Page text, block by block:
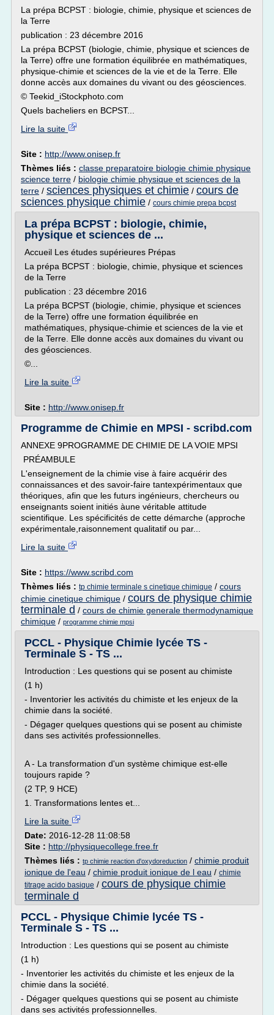
La prépa BCPST : biologie, chimie, physique et sciences de
la Terre
publication : 23 décembre 2016
La prépa BCPST (biologie, chimie, physique et sciences de
la Terre) offre une formation équilibrée en mathématiques,
physique-chimie et sciences de la vie et de la Terre. Elle
donne accès aux domaines du vivant ou des géosciences.
© Teekid_iStockphoto.com
Quels bacheliers en BCPST...
Lire la suite
Site : http://www.onisep.fr
Thèmes liés : classe preparatoire biologie chimie physique
science terre / biologie chimie physique et sciences de la
terre / sciences physiques et chimie / cours de
sciences physique chimie / cours chimie prepa bcpst
La prépa BCPST : biologie, chimie,
physique et sciences de ...
Accueil Les études supérieures Prépas
La prépa BCPST : biologie, chimie, physique et sciences
de la Terre
publication : 23 décembre 2016
La prépa BCPST (biologie, chimie, physique et sciences
de la Terre) offre une formation équilibrée en
mathématiques, physique-chimie et sciences de la vie et
de la Terre. Elle donne accès aux domaines du vivant ou
des géosciences.
©...
Lire la suite
Site : http://www.onisep.fr
Programme de Chimie en MPSI - scribd.com
ANNEXE 9PROGRAMME DE CHIMIE DE LA VOIE MPSI
PRÉAMBULE
L'enseignement de la chimie vise à faire acquérir des
connaissances et des savoir-faire tantexpérimentaux que
théoriques, afin que les futurs ingénieurs, chercheurs ou
enseignants soient initiés àune véritable attitude
scientifique. Les spécificités de cette démarche (approche
expérimentale,raisonnement qualitatif ou par...
Lire la suite
Site : https://www.scribd.com
Thèmes liés : tp chimie terminale s cinetique chimique / cours
chimie cinetique chimique / cours de physique chimie
terminale d / cours de chimie generale thermodynamique
chimique / programme chimie mpsi
PCCL - Physique Chimie lycée TS -
Terminale S - TS ...
Introduction : Les questions qui se posent au chimiste
(1 h)
- Inventorier les activités du chimiste et les enjeux de la
chimie dans la société.
- Dégager quelques questions qui se posent au chimiste
dans ses activités professionnelles.
A - La transformation d'un système chimique est-elle
toujours rapide ?
(2 TP, 9 HCE)
1. Transformations lentes et...
Lire la suite
Date: 2016-12-28 11:08:58
Site : http://physiquecollege.free.fr
Thèmes liés : tp chimie reaction d'oxydoreduction / chimie produit
ionique de l'eau / chimie produit ionique de l eau / chimie
titrage acido basique / cours de physique chimie
terminale d
PCCL - Physique Chimie lycée TS -
Terminale S - TS ...
Introduction : Les questions qui se posent au chimiste
(1 h)
- Inventorier les activités du chimiste et les enjeux de la
chimie dans la société.
- Dégager quelques questions qui se posent au chimiste
dans ses activités professionnelles.